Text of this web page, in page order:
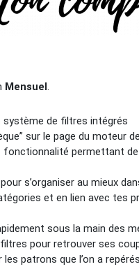
Mensuel.
système de filtres intégrés
sur le page du moteur
fonctionnalité permettant
s’organiser au mieux
et en lien avec tes
sous la main des
pour retrouver ses
patrons que l’on a